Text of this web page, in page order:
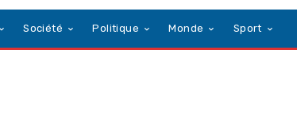
Société Politique Monde Sport